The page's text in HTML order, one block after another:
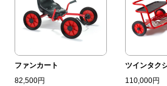
ファンカート
82,500円
ツインタク
110,000円